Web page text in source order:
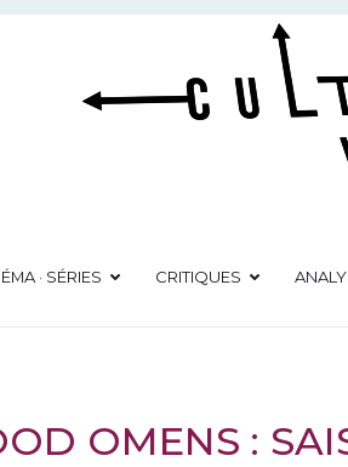
· SÉRIES CRITIQUES
OMENS :